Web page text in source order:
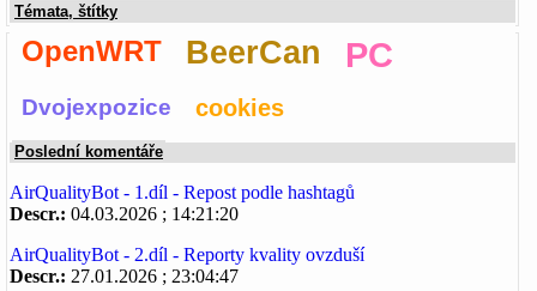
Témata, štítky
OpenWRT BeerCan PC
Dvojexpozice cookies
Poslední komentáře
AirQualityBot - 1.díl - Repost podle hashtagů
Descr.: 04.03.2026 ; 14:21:20
AirQualityBot - 2.díl - Reporty kvality ovzduší
Descr.: 27.01.2026 ; 23:04:47